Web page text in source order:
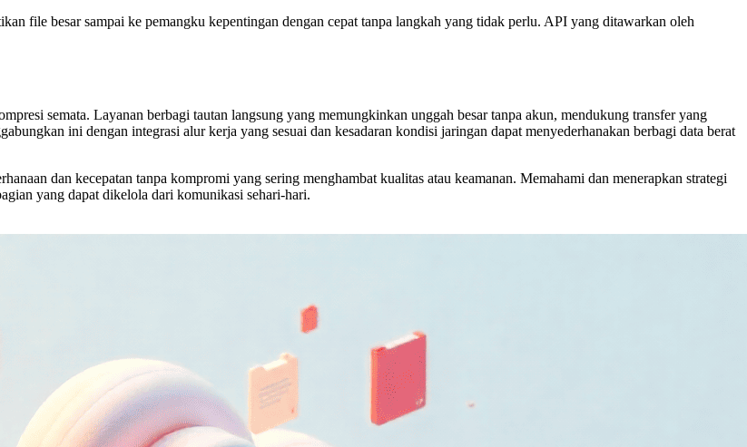
file besar sampai ke pemangku kepentingan dengan cepat tanpa langkah yang tidak perlu. API yang ditawarkan oleh
semata. Layanan berbagi tautan langsung yang memungkinkan unggah besar tanpa akun, mendukung transfer yang
ini dengan integrasi alur kerja yang sesuai dan kesadaran kondisi jaringan dapat menyederhanakan berbagi data berat
dan kecepatan tanpa kompromi yang sering menghambat kualitas atau keamanan. Memahami dan menerapkan strategi
yang dapat dikelola dari komunikasi sehari-hari.